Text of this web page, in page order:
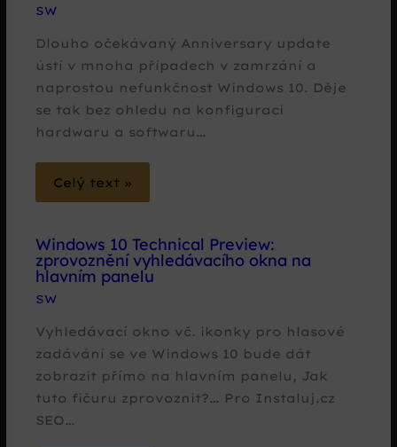
SW
Dlouho očekávaný Anniversary update
ústí v mnoha případech v zamrzání a
naprostou nefunkčnost Windows 10. Děje
se tak bez ohledu na konfiguraci
hardwaru a softwaru…
Celý text »
Windows 10 Technical Preview:
zprovoznění vyhledávacího okna na
hlavním panelu
SW
Vyhledávací okno vč. ikonky pro hlasové
zadávání se ve Windows 10 bude dát
zobrazit přímo na hlavním panelu, Jak
tuto fičuru zprovoznit?… Pro Instaluj.cz
SEO…